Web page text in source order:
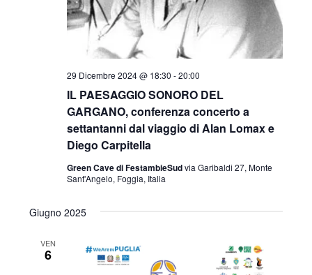
IL PAESAGGIO SONORO DEL
GARGANO, conferenza concerto a
settantanni dal viaggio di Alan Lomax e
Diego Carpitella
29 Dicembre 2024 @ 18:30 -20:00
Green Cave di FestambieSudvia Garibaldi 27, Monte
Sant'Angelo, Foggia, Italia
Giugno 2025
VEN
6